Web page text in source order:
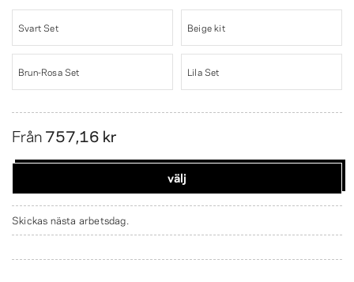
Svart Set Beige kit
Brun-Rosa Set Lila Set
Från757,16 kr
välj
Skickas nästa arbetsdag.